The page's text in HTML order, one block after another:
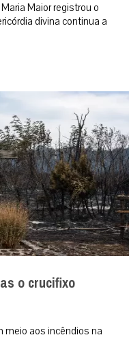
Maior registrou o
divina continua a
o crucifixo
meio aos incêndios na